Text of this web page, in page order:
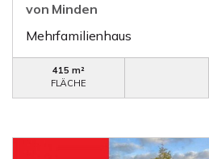
von Minden
Mehrfamilienhaus
415 m²
FLÄCHE